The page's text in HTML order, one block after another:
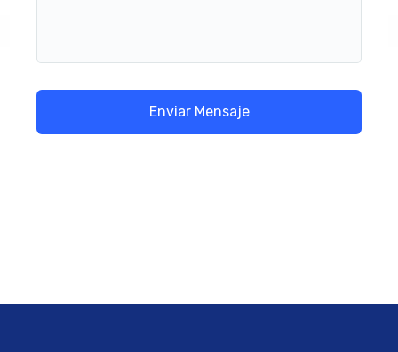
Enviar Mensaje